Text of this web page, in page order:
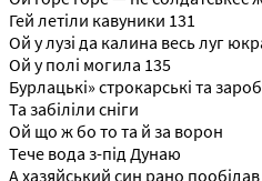
Гей летіли кавуники 131
Ой у лузі да калина весь луг
Ой у полі могила 135
Бурлацькі» строкарські та
Та забіліли сніги
Ой що ж бо то та й за ворон
Тече вода з-під Дунаю
А хазяйський син рано пообідав